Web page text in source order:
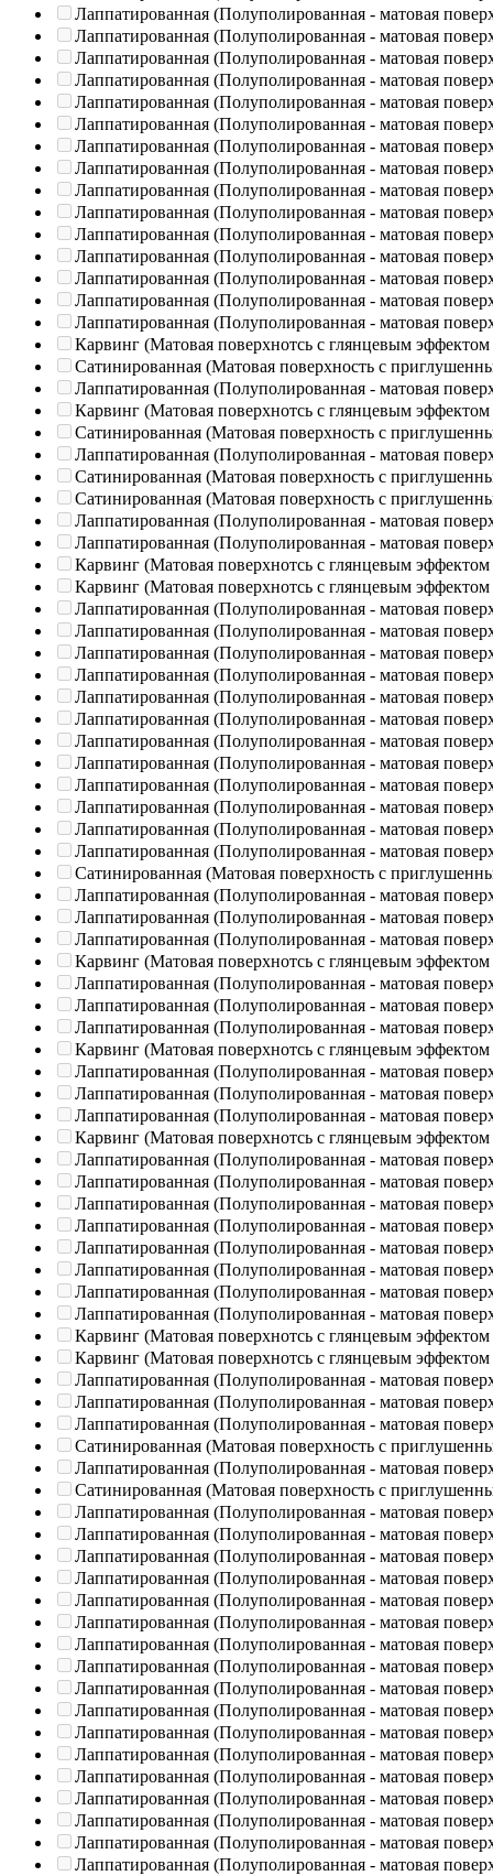
Лаппатированная (Полуполированная - матовая
Лаппатированная (Полуполированная - матовая
Лаппатированная (Полуполированная - матовая
Лаппатированная (Полуполированная - матовая
Лаппатированная (Полуполированная - матовая
Лаппатированная (Полуполированная - матовая
Лаппатированная (Полуполированная - матовая
Лаппатированная (Полуполированная - матовая
Лаппатированная (Полуполированная - матовая
Лаппатированная (Полуполированная - матовая
Лаппатированная (Полуполированная - матовая
Лаппатированная (Полуполированная - матовая
Лаппатированная (Полуполированная - матовая
Лаппатированная (Полуполированная - матовая
Лаппатированная (Полуполированная - матовая
Карвинг (Матовая поверхнотсь с глянцевым эффектом
Сатинированная (Матовая поверхность с
Лаппатированная (Полуполированная - матовая
Карвинг (Матовая поверхнотсь с глянцевым эффектом
Сатинированная (Матовая поверхность с
Лаппатированная (Полуполированная - матовая
Сатинированная (Матовая поверхность с
Сатинированная (Матовая поверхность с
Лаппатированная (Полуполированная - матовая
Лаппатированная (Полуполированная - матовая
Карвинг (Матовая поверхнотсь с глянцевым эффектом
Карвинг (Матовая поверхнотсь с глянцевым эффектом
Лаппатированная (Полуполированная - матовая
Лаппатированная (Полуполированная - матовая
Лаппатированная (Полуполированная - матовая
Лаппатированная (Полуполированная - матовая
Лаппатированная (Полуполированная - матовая
Лаппатированная (Полуполированная - матовая
Лаппатированная (Полуполированная - матовая
Лаппатированная (Полуполированная - матовая
Лаппатированная (Полуполированная - матовая
Лаппатированная (Полуполированная - матовая
Лаппатированная (Полуполированная - матовая
Лаппатированная (Полуполированная - матовая
Сатинированная (Матовая поверхность с
Лаппатированная (Полуполированная - матовая
Лаппатированная (Полуполированная - матовая
Лаппатированная (Полуполированная - матовая
Карвинг (Матовая поверхнотсь с глянцевым эффектом
Лаппатированная (Полуполированная - матовая
Лаппатированная (Полуполированная - матовая
Лаппатированная (Полуполированная - матовая
Карвинг (Матовая поверхнотсь с глянцевым эффектом
Лаппатированная (Полуполированная - матовая
Лаппатированная (Полуполированная - матовая
Лаппатированная (Полуполированная - матовая
Карвинг (Матовая поверхнотсь с глянцевым эффектом
Лаппатированная (Полуполированная - матовая
Лаппатированная (Полуполированная - матовая
Лаппатированная (Полуполированная - матовая
Лаппатированная (Полуполированная - матовая
Лаппатированная (Полуполированная - матовая
Лаппатированная (Полуполированная - матовая
Лаппатированная (Полуполированная - матовая
Лаппатированная (Полуполированная - матовая
Карвинг (Матовая поверхнотсь с глянцевым эффектом
Карвинг (Матовая поверхнотсь с глянцевым эффектом
Лаппатированная (Полуполированная - матовая
Лаппатированная (Полуполированная - матовая
Лаппатированная (Полуполированная - матовая
Сатинированная (Матовая поверхность с
Лаппатированная (Полуполированная - матовая
Сатинированная (Матовая поверхность с
Лаппатированная (Полуполированная - матовая
Лаппатированная (Полуполированная - матовая
Лаппатированная (Полуполированная - матовая
Лаппатированная (Полуполированная - матовая
Лаппатированная (Полуполированная - матовая
Лаппатированная (Полуполированная - матовая
Лаппатированная (Полуполированная - матовая
Лаппатированная (Полуполированная - матовая
Лаппатированная (Полуполированная - матовая
Лаппатированная (Полуполированная - матовая
Лаппатированная (Полуполированная - матовая
Лаппатированная (Полуполированная - матовая
Лаппатированная (Полуполированная - матовая
Лаппатированная (Полуполированная - матовая
Лаппатированная (Полуполированная - матовая
Лаппатированная (Полуполированная - матовая
Лаппатированная (Полуполированная - матовая